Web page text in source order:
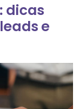
dicas
e